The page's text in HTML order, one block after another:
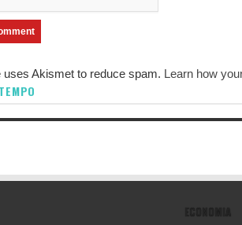
uses Akismet to reduce spam. Learn how
ECONOMIA